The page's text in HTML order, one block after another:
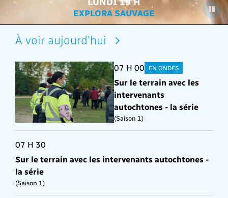
COLLECTION EXPLORA
ALIMENTATION
RAFALES DU DIMANCHE
EXPLORA SAUVAGE
SAISON
À voir aujourd'hui
07 H 00 EN ONDES
Sur le terrain avec les
intervenants
autochtones - la série
(Saison 1)
07 H 30
Sur le terrain avec les intervenants autochtones -
la série
(Saison 1)